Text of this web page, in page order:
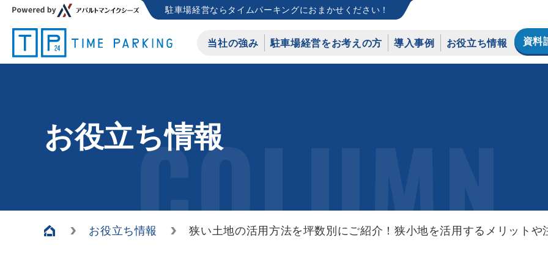
駐車場経営ならタイムパーキングにおまかせください！
当社の強み 駐車場経営をお考えの方 導入事例 お役立ち情報 資料
お役立ち情報COLUMN
お役立ち情報 狭い土地の活用方法を坪数別にご紹介！狭小地を活用するメリットや